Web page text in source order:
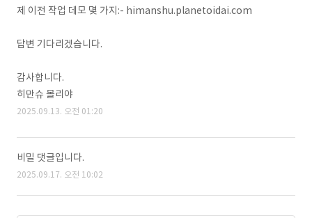
제 이전 작업 데모 몇 가지:- himanshu.planetoidai.com
답변 기다리겠습니다.
감사합니다.
히만슈 몰리야
2025.09.13. 오전 01:20
비밀 댓글입니다.
2025.09.17. 오전 10:02